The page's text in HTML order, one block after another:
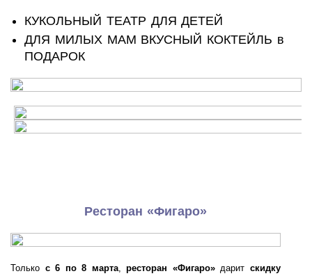
КУКОЛЬНЫЙ ТЕАТР ДЛЯ ДЕТЕЙ
ДЛЯ МИЛЫХ МАМ ВКУСНЫЙ КОКТЕЙЛЬ в
ПОДАРОК
Ресторан «Фигаро»
Только с 6 по 8 марта,ресторан «Фигаро»даритскидку